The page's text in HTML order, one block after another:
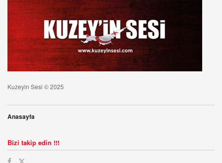
Kuzeyin Sesi © 2025
Anasayfa
Bizi takip edin !!!